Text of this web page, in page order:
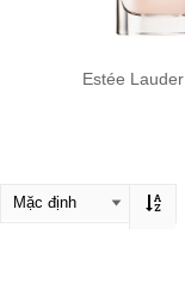
Estée